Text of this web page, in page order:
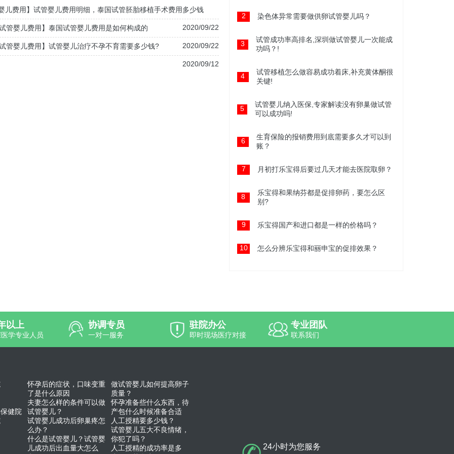
婴儿费用】试管婴儿费用明细，泰国试管胚胎移植手术费用多少钱
2020/09/22
试管婴儿费用】泰国试管婴儿费用是如何构成的
2020/09/22
试管婴儿费用】试管婴儿治疗不孕不育需要多少钱?
2020/09/12
2 染色体异常需要做供卵试管婴儿吗？
3
试管成功率高排名,深圳做试管婴儿一次能成
功吗？!
4
试管移植怎么做容易成功着床,补充黄体酮很
关键!
5
试管婴儿纳入医保,专家解读没有卵巢做试管
可以成功吗!
6
生育保险的报销费用到底需要多久才可以到
账？
7 月初打乐宝得后要过几天才能去医院取卵？
8
乐宝得和果纳芬都是促排卵药，要怎么区
别?
9 乐宝得国产和进口都是一样的价格吗？
10 怎么分辨乐宝得和丽申宝的促排效果？
以上
学专业人员
协调专员
一对一服务
驻院办公
即时现场医疗对接
专业团队
联系我们
健院
怀孕后的症状，口味变重
了是什么原因
夫妻怎么样的条件可以做
试管婴儿？
试管婴儿成功后卵巢疼怎
么办？
什么是试管婴儿？试管婴
儿成功后出血量大怎么
做试管婴儿如何提高卵子
质量？
怀孕准备些什么东西，待
产包什么时候准备合适
人工授精要多少钱？
试管婴儿五大不良情绪，
你犯了吗？
人工授精的成功率是多
24小时为您服务